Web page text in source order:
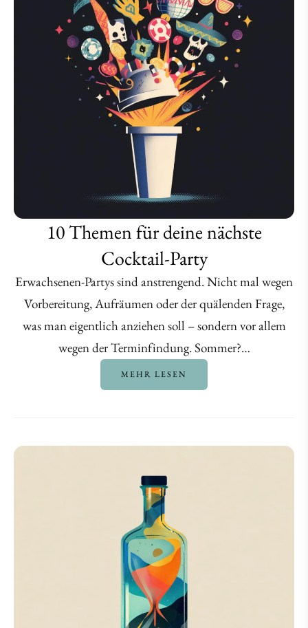
10 Themen für deine nächste
Cocktail-Party
Erwachsenen-Partys sind anstrengend. Nicht mal wegen
Vorbereitung, Aufräumen oder der quälenden Frage,
was man eigentlich anziehen soll – sondern vor allem
wegen der Terminfindung. Sommer?…
MEHR LESEN